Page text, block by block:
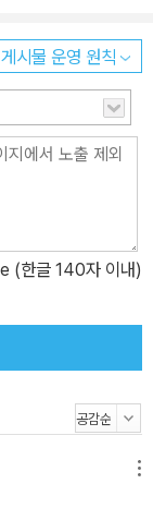
생활에 염증을 느
로 자칭타칭 걸어
이 책을 찾는 사람
치는 것 없이 다양
그렇게 해서 돈을
저자 브렌든 버처
그렇게 했고, 본인
만의 이야기도 아니
공한 이들은 너무
있는 유명 작가,
게시물 운영 원칙
(한글 140자 이내)